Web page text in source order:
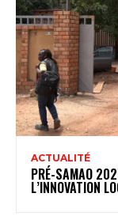
ACTUALITÉ
PRÉ-SAMAO
L’INNOVATION